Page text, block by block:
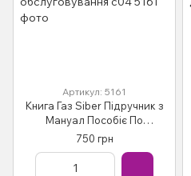
Артикул: 5161
Книга Газ Siber Підручник з
Мануал Пособіє По
Експлуатації технічного
обслуговування с04
750 грн